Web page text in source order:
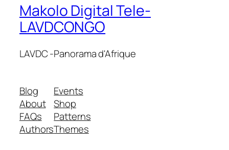
Makolo Digital Tele-
LAVDCONGO
LAVDC -Panorama d'Afrique
Blog
About
FAQs
Authors
Events
Shop
Patterns
Themes